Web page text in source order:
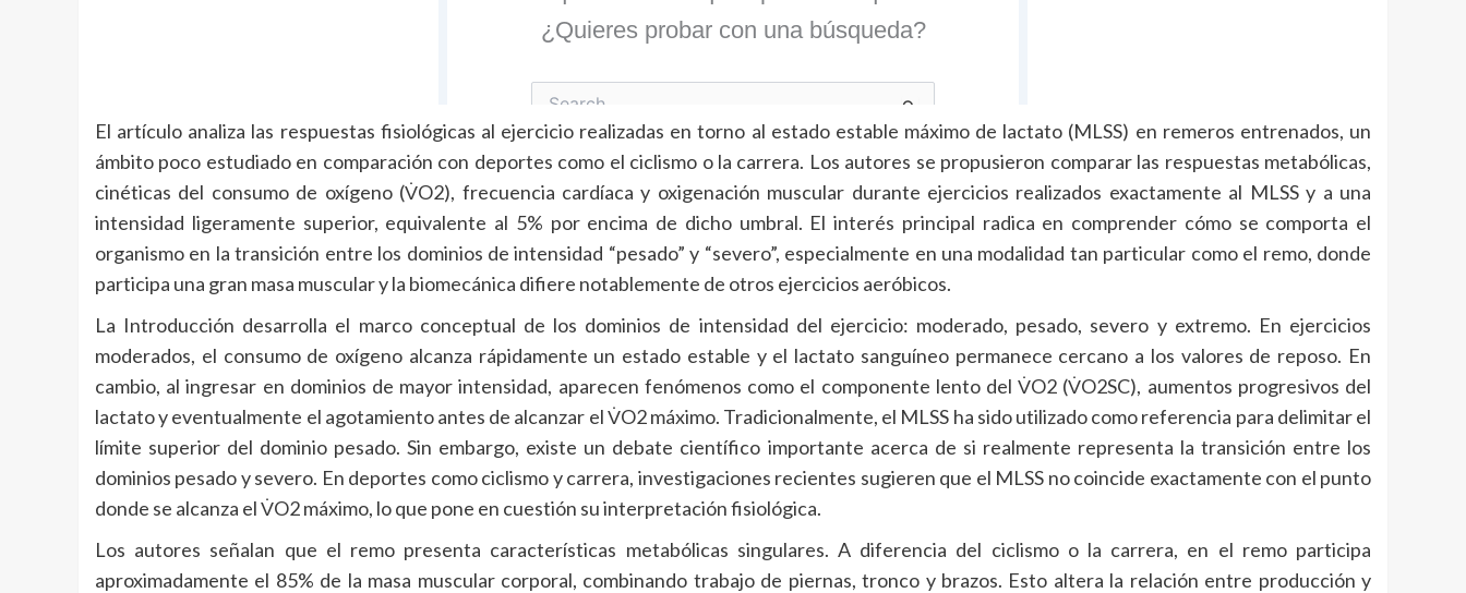
El artículo analiza las respuestas fisiológicas al ejercicio realizadas en torno al estado estable máximo de lactato (MLSS) en remeros entrenados, un
ámbito poco estudiado en comparación con deportes como el ciclismo o la carrera. Los autores se propusieron comparar las respuestas metabólicas,
cinéticas del consumo de oxígeno (V̇O2), frecuencia cardíaca y oxigenación muscular durante ejercicios realizados exactamente al MLSS y a una
intensidad ligeramente superior, equivalente al 5% por encima de dicho umbral. El interés principal radica en comprender cómo se comporta el
organismo en la transición entre los dominios de intensidad “pesado” y “severo”, especialmente en una modalidad tan particular como el remo, donde
participa una gran masa muscular y la biomecánica difiere notablemente de otros ejercicios aeróbicos.
La Introducción desarrolla el marco conceptual de los dominios de intensidad del ejercicio: moderado, pesado, severo y extremo. En ejercicios
moderados, el consumo de oxígeno alcanza rápidamente un estado estable y el lactato sanguíneo permanece cercano a los valores de reposo. En
cambio, al ingresar en dominios de mayor intensidad, aparecen fenómenos como el componente lento del V̇O2 (V̇O2SC), aumentos progresivos del
lactato y eventualmente el agotamiento antes de alcanzar el V̇O2 máximo. Tradicionalmente, el MLSS ha sido utilizado como referencia para delimitar el
límite superior del dominio pesado. Sin embargo, existe un debate científico importante acerca de si realmente representa la transición entre los
dominios pesado y severo. En deportes como ciclismo y carrera, investigaciones recientes sugieren que el MLSS no coincide exactamente con el punto
donde se alcanza el V̇O2 máximo, lo que pone en cuestión su interpretación fisiológica.
Los autores señalan que el remo presenta características metabólicas singulares. A diferencia del ciclismo o la carrera, en el remo participa
aproximadamente el 85% de la masa muscular corporal, combinando trabajo de piernas, tronco y brazos. Esto altera la relación entre producción y